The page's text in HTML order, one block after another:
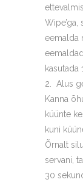
Wipe’ga,
eemalda
kasutada
Alus
Kanna
küünte
kuni
Õrnalt
servani,
30